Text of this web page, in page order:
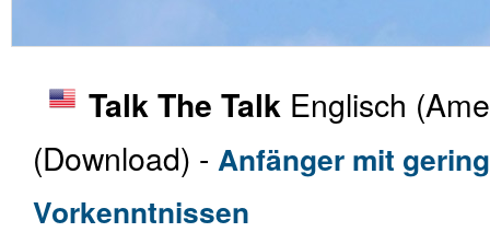
Talk The Talk Englisch
(Download) - Anfänger mit
Vorkenntnissen